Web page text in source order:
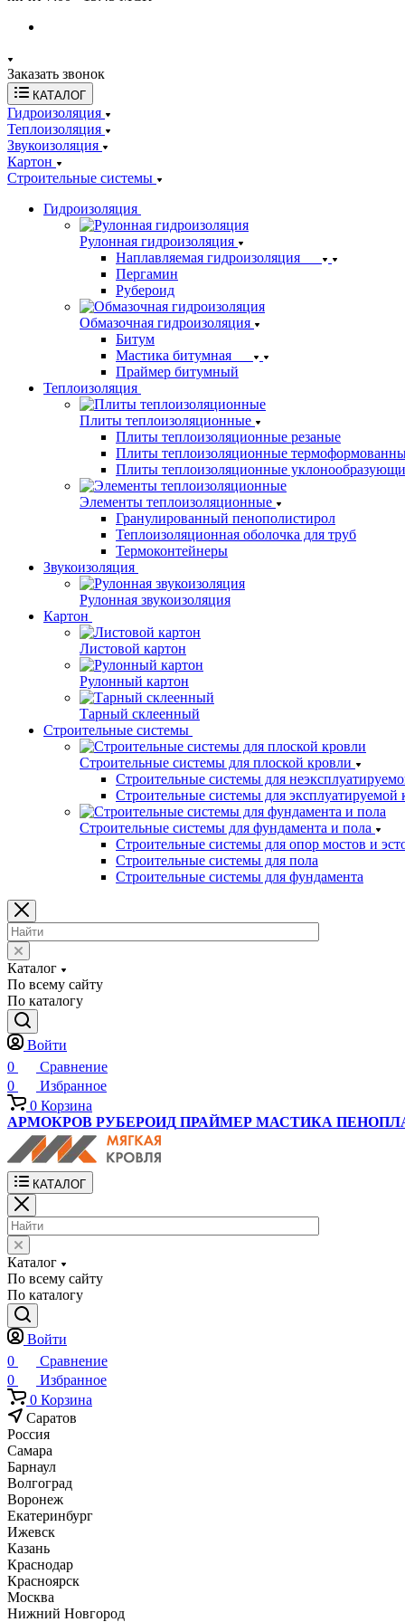
Заказать звонок
КАТАЛОГ
Гидроизоляция
Теплоизоляция
Звукоизоляция
Картон
Строительные системы
Гидроизоляция
Рулонная гидроизоляция
Наплавляемая гидроизоляция
Пергамин
Рубероид
Обмазочная гидроизоляция
Битум
Мастика битумная
Праймер битумный
Теплоизоляция
Плиты теплоизоляционные
Плиты теплоизоляционные резаные
Плиты теплоизоляционные
Плиты теплоизоляционные
Элементы теплоизоляционные
Гранулированный пенополистирол
Теплоизоляционная оболочка для труб
Термоконтейнеры
Звукоизоляция
Рулонная звукоизоляция
Картон
Листовой картон
Рулонный картон
Тарный склеенный
Строительные системы
Строительные системы для плоской кровли
Строительные системы для
Строительные системы для эксплуатируемой
Строительные системы для фундамента и пола
Строительные системы для опор мостов и
Строительные системы для пола
Строительные системы для фундамента
Каталог
По всему сайту
По каталогу
Войти
0
Сравнение
0
Избранное
0 Корзина
АРМОКРОВ РУБЕРОИД ПРАЙМЕР МАСТИКА
КАТАЛОГ
Каталог
По всему сайту
По каталогу
Войти
0
Сравнение
0
Избранное
0 Корзина
Саратов
Россия
Самара
Барнаул
Волгоград
Воронеж
Екатеринбург
Ижевск
Казань
Краснодар
Красноярск
Москва
Нижний Новгород